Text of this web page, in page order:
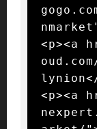
<p><a
<p><a